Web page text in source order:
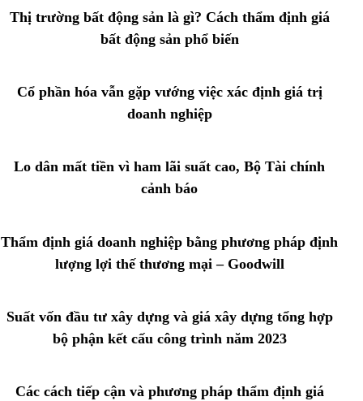
Thị trường bất động sản là gì? Cách thẩm định giá
bất động sản phổ biến
Cổ phần hóa vẫn gặp vướng việc xác định giá trị
doanh nghiệp
Lo dân mất tiền vì ham lãi suất cao, Bộ Tài chính
cảnh báo
Thẩm định giá doanh nghiệp bằng phương pháp định
lượng lợi thế thương mại – Goodwill
Suất vốn đầu tư xây dựng và giá xây dựng tổng hợp
bộ phận kết cấu công trình năm 2023
Các cách tiếp cận và phương pháp thẩm định giá